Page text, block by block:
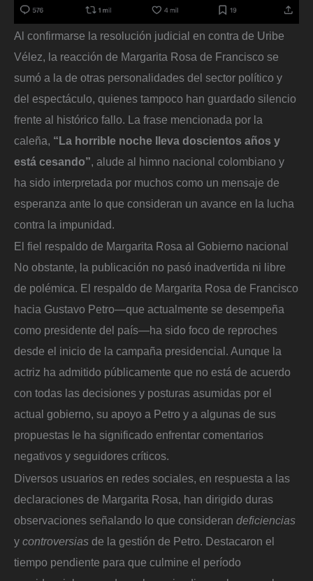
Al confirmarse la resolución judicial en contra de Uribe
Vélez, la reacción de Margarita Rosa de Francisco se
sumó a la de otras personalidades del sector político y
del espectáculo, quienes tampoco han guardado silencio
frente al histórico fallo. La frase mencionada por la
caleña, “La horrible noche lleva doscientos años y
está cesando” , alude al himno nacional colombiano y
ha sido interpretada por muchos como un mensaje de
esperanza ante lo que consideran un avance en la lucha
contra la impunidad.
El fiel respaldo de Margarita Rosa al Gobierno nacional
No obstante, la publicación no pasó inadvertida ni libre
de polémica. El respaldo de Margarita Rosa de Francisco
hacia Gustavo Petro—que actualmente se desempeña
como presidente del país—ha sido foco de reproches
desde el inicio de la campaña presidencial. Aunque la
actriz ha admitido públicamente que no está de acuerdo
con todas las decisiones y posturas asumidas por el
actual gobierno, su apoyo a Petro y a algunas de sus
propuestas le ha significado enfrentar comentarios
negativos y seguidores críticos.
Diversos usuarios en redes sociales, en respuesta a las
declaraciones de Margarita Rosa, han dirigido duras
observaciones señalando lo que consideran deficiencias
y controversias de la gestión de Petro. Destacaron el
tiempo pendiente para que culmine el período